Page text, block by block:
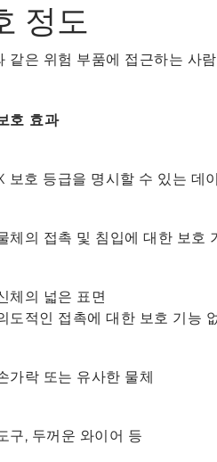
정도
은 위험 부품에 접근하는 사
호 효과
보호 등급을 명시할 수 있는 데
체의 접촉 및 침입에 대한 보호
체의 넓은 표면
도적인 접촉에 대한 보호 기능
가락 또는 유사한 물체
구, 두꺼운 와이어 등